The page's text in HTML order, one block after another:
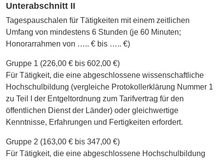
Unterabschnitt II
Tagespauschalen für Tätigkeiten mit einem zeitlichen
Umfang von mindestens 6 Stunden (je 60 Minuten;
Honorarrahmen von ….. € bis ….. €)
Gruppe 1 (226,00 € bis 602,00 €)
Für Tätigkeit, die eine abgeschlossene wissenschaftliche
Hochschulbildung (vergleiche Protokollerklärung Nummer 1
zu Teil I der Entgeltordnung zum Tarifvertrag für den
öffentlichen Dienst der Länder) oder gleichwertige
Kenntnisse, Erfahrungen und Fertigkeiten erfordert.
Gruppe 2 (163,00 € bis 347,00 €)
Für Tätigkeit, die eine abgeschlossene Hochschulbildung